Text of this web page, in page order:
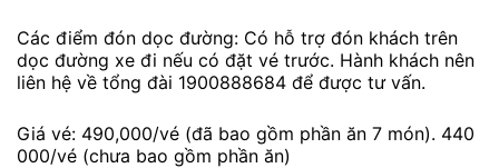
Các điểm đón dọc đường: Có hỗ trợ đón khách trên
dọc đường xe đi nếu có đặt vé trước. Hành khách nên
liên hệ về tổng đài 1900888684 để được tư vấn.
Giá vé: 490,000/vé (đã bao gồm phần ăn 7 món). 440
000/vé (chưa bao gồm phần ăn)